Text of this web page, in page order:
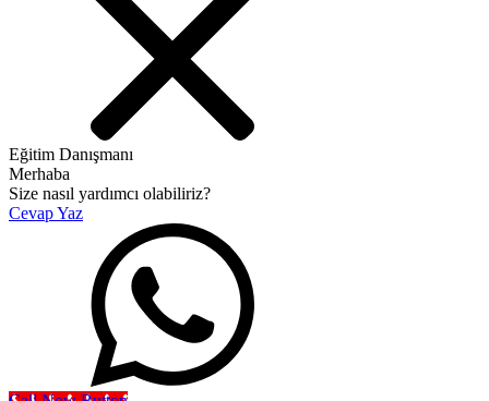
Eğitim Danışmanı
Merhaba
Size nasıl yardımcı olabiliriz?
Cevap Yaz